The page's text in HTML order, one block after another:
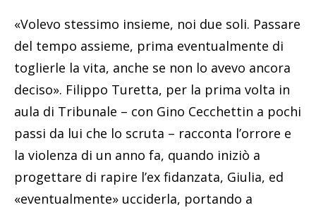
«Volevo stessimo insieme, noi due soli. Passare
del tempo assieme, prima eventualmente di
toglierle la vita, anche se non lo avevo ancora
deciso». Filippo Turetta, per la prima volta in
aula di Tribunale – con Gino Cecchettin a pochi
passi da lui che lo scruta – racconta l’orrore e
la violenza di un anno fa, quando iniziò a
progettare di rapire l’ex fidanzata, Giulia, ed
«eventualmente» ucciderla, portando a